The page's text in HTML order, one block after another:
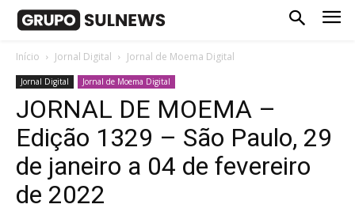
Início Jornal Digital Jornal de Moema Digital
Jornal Digital Jornal de Moema Digital
JORNAL DE MOEMA –
Edição 1329 – São Paulo, 29
de janeiro a 04 de fevereiro
de 2022